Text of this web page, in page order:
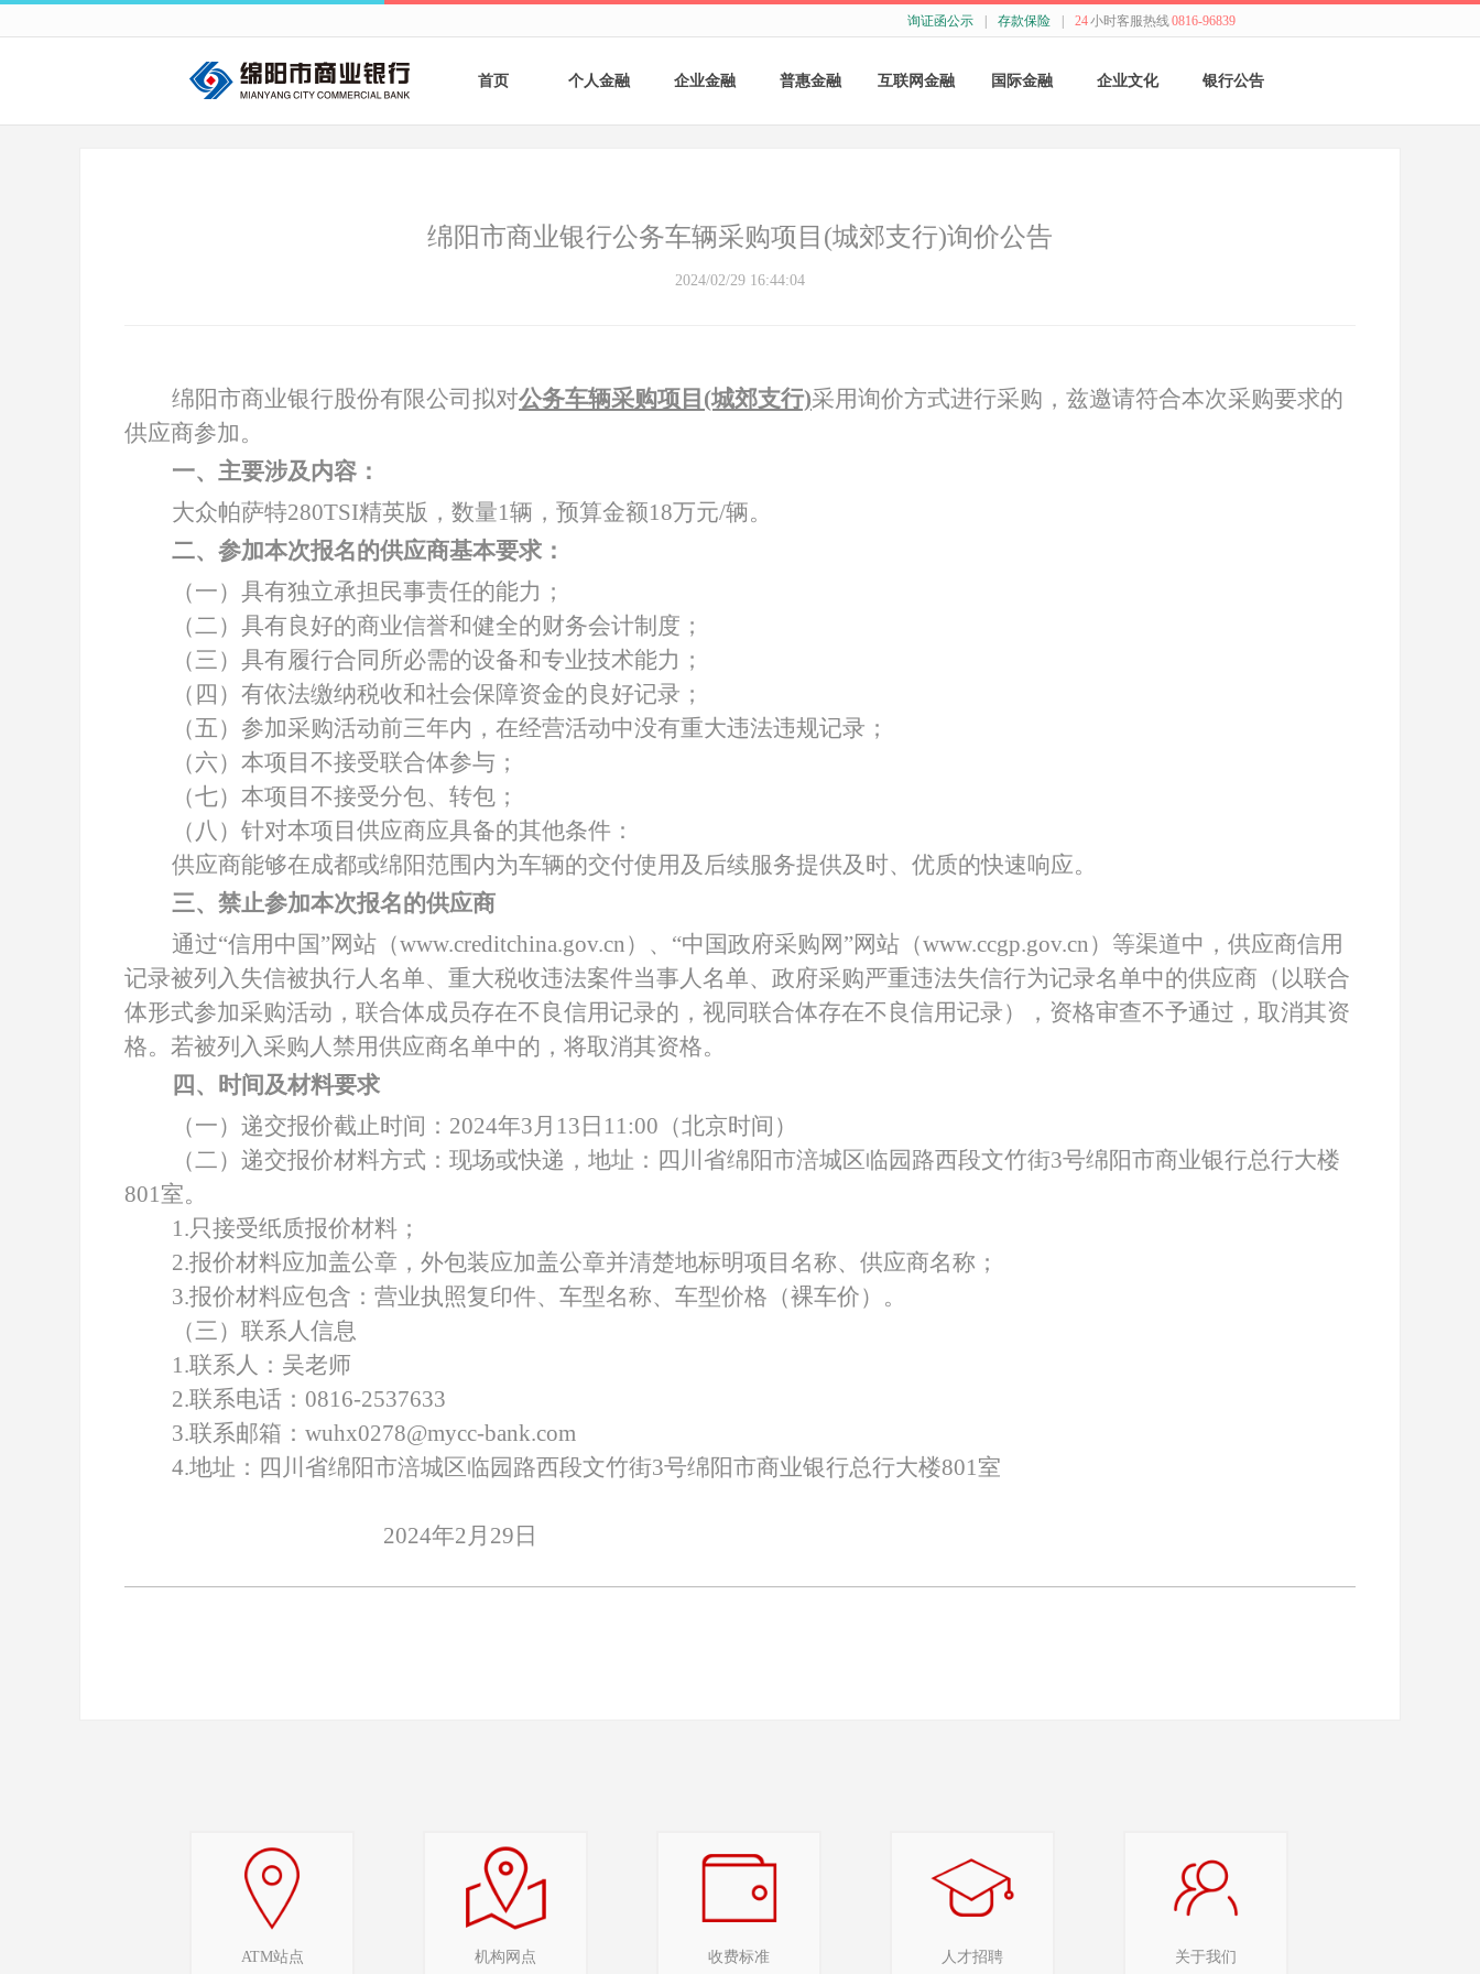
询证函公示 存款保险 24小时客服热线0816-96839
首页 个人金融 企业金融 普惠金融 互联网金融 国际金融 企业文化 银行公告
绵阳市商业银行公务车辆采购项目(城郊支行)询价公告
2024/02/29 16:44:04
绵阳市商业银行股份有限公司拟对公务车辆采购项目 (城郊支行)采用询价方式进行采购，兹邀请符合本次采购要求的
供应商参加。
一、主要涉及内容：
大众帕萨特280TSI精英版 ， 数量1辆 ，预算金额18万元/辆。
二、参加本次报名的供应商基本要求：
（一）具有独立承担民事责任的能力；
（二）具有良好的商业信誉和健全的财务会计制度；
（三）具有履行合同所必需的设备和专业技术能力；
（四）有依法缴纳税收和社会保障资金的良好记录；
（五）参加采购活动前三年内，在经营活动中没有重大违法违规记录；
（六）本项目不接受联合体参与；
（七）本项目不接受分包、转包；
（八）针对本项目供应商应具备的其他条件：
供应商能够在成都或绵阳范围内为车辆的交付使用及后续服务提供及时、优质的快速响应。
三、禁止参加本次报名的供应商
通过“信用中国”网站（www.creditchina.gov.cn）、“中国政府采购网”网站（www.ccgp.gov.cn）等渠道中，供应商信用
记录被列入失信被执行人名单、重大税收违法案件当事人名单、政府采购严重违法失信行为记录名单中的供应商（以联合
体形式参加采购活动，联合体成员存在不良信用记录的，视同联合体存在不良信用记录），资格审查不予通过，取消其资
格。若被列入采购人禁用供应商名单中的，将取消其资格。
四、时间及材料要求
（一）递交报价截止时间： 2024年3月 13 日 11:00（北京时间）
（二）递交报价材料方式：现场或快递，地址：四川省绵阳市涪城区临园路西段文竹街3号绵阳市商业银行总行大楼
801室。
1.只接受纸质报价材料；
2.报价材料应加盖公章， 外包装应加盖公章并清楚地标明项目名称、供应商名称；
3.报价材料应包含：营业执照复印件、 车型名称、 车型价格 （裸车价） 。
（三）联系人信息
1.联系人：吴老师
2.联系电话：0816-2537633
3.联系邮箱：wuhx0278@mycc-bank.com
4.地址：四川省绵阳市涪城区临园路西段文竹街3号绵阳市商业银行总行大楼801室
2024年2月 29 日
ATM站点 机构网点 收费标准 人才招聘 关于我们